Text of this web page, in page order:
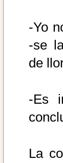
-Yo
-se
de
-Es
La